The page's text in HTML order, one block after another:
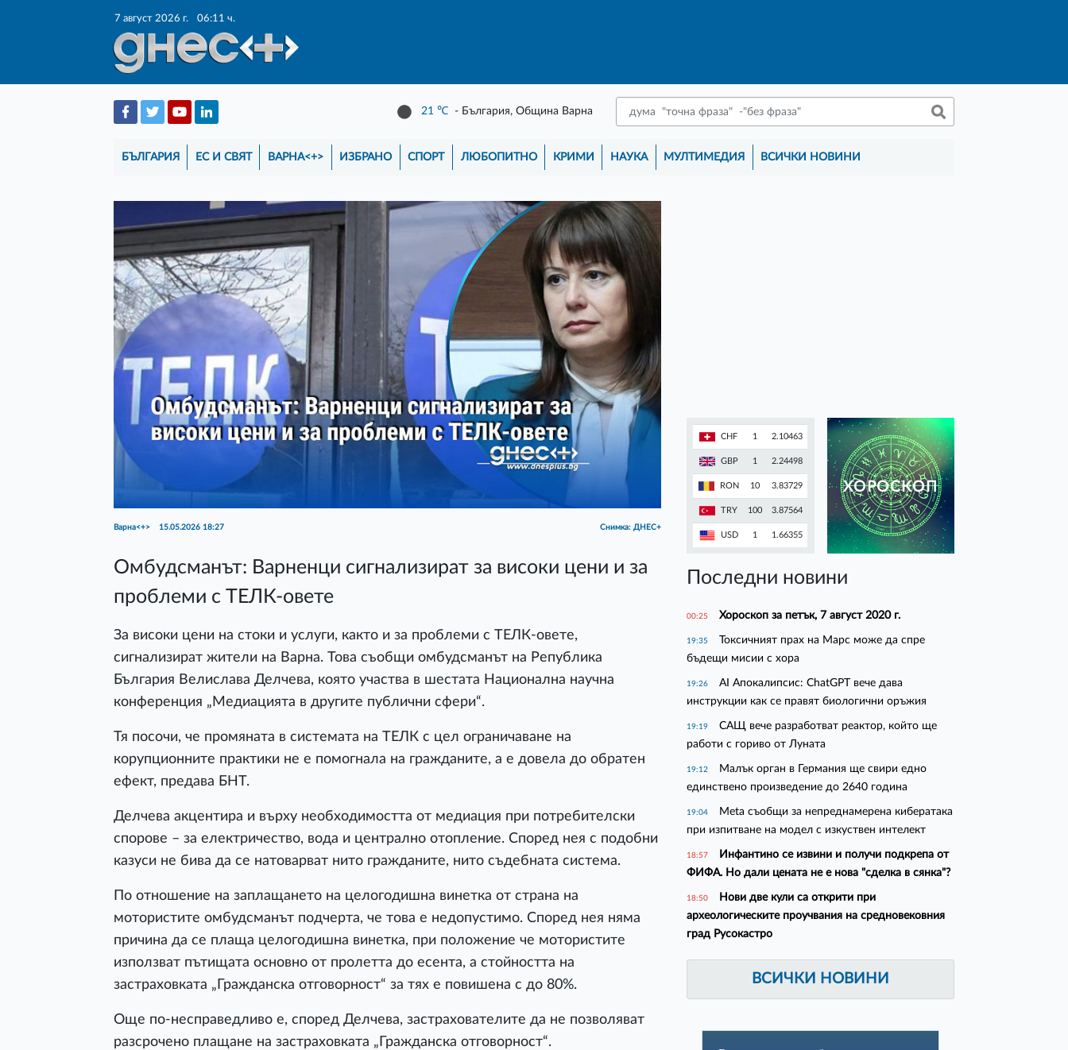
7 август 2026 г. 06:11 ч.
21 ℃ - България, Община Варна
БЪЛГАРИЯ ЕС И СВЯТ ВАРНА<+> ИЗБРАНО СПОРТ ЛЮБОПИТНО КРИМИ НАУКА МУЛТИМЕДИЯ ВСИЧКИ НОВИНИ
Варна<+> 15.05.2026 18:27 Снимка: ДНЕС+
Омбудсманът: Варненци сигнализират за високи цени и за
проблеми с ТЕЛК-овете
За високи цени на стоки и услуги, както и за проблеми с ТЕЛК-овете,
сигнализират жители на Варна. Това съобщи омбудсманът на Република
България Велислава Делчева, която участва в шестата Национална научна
конференция „Медиацията в другите публични сфери“.
Тя посочи, че промяната в системата на ТЕЛК с цел ограничаване на
корупционните практики не е помогнала на гражданите, а е довела до обратен
ефект, предава БНТ.
Делчева акцентира и върху необходимостта от медиация при потребителски
спорове – за електричество, вода и централно отопление. Според нея с подобни
казуси не бива да се натоварват нито гражданите, нито съдебната система.
По отношение на заплащането на целогодишна винетка от страна на
мотористите омбудсманът подчерта, че това е недопустимо. Според нея няма
причина да се плаща целогодишна винетка, при положение че мотористите
използват пътищата основно от пролетта до есента, а стойността на
застраховката „Гражданска отговорност“ за тях е повишена с до 80%.
Още по-несправедливо е, според Делчева, застрахователите да не позволяват
разсрочено плащане на застраховката „Гражданска отговорност“.
CHF 1 2.10463
GBP 1 2.24498
RON 10 3.83729
TRY 100 3.87564
USD 1 1.66355
ХОРОСКОП
Последни новини
00:25 Хороскоп за петък, 7 август 2020 г.
19:35
Токсичният прах на Марс може да спре
бъдещи мисии с хора
19:26
AI Апокалипсис: ChatGPT вече дава
инструкции как се правят биологични оръжия
19:19
САЩ вече разработват реактор, който ще
работи с гориво от Луната
19:12
Малък орган в Германия ще свири едно
единствено произведение до 2640 година
19:04
Meta съобщи за непреднамерена кибератака
при изпитване на модел с изкуствен интелект
18:57
Инфантино се извини и получи подкрепа от
ФИФА. Но дали цената не е нова "сделка в сянка"?
18:50
Нови две кули са открити при
археологическите проучвания на средновековния
град Русокастро
ВСИЧКИ НОВИНИ